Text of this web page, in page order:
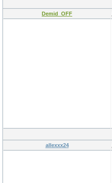
Demid_OFF
allexxx24